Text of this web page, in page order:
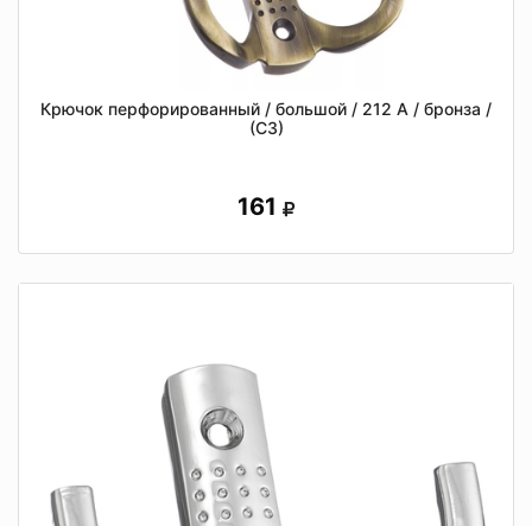
Крючок перфорированный / большой / 212 А / бронза /
(СЗ)
161